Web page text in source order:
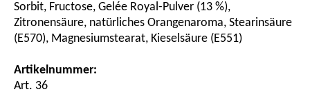
Sorbit, Fructose, Gelée Royal-Pulver (13 %),
Zitronensäure, natürliches Orangenaroma, Stearinsäure
(E570), Magnesiumstearat, Kieselsäure (E551)
Artikelnummer:
Art. 36